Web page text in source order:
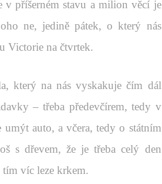
v příšerném stavu a milion věcí je
ne, jedině pátek, o který nás
Victorie na čtvrtek.
který na nás vyskakuje čím dál
– třeba předevčírem, tedy v
auto, a včera, tedy o státním
s dřevem, že je třeba celý den
víc leze krkem.